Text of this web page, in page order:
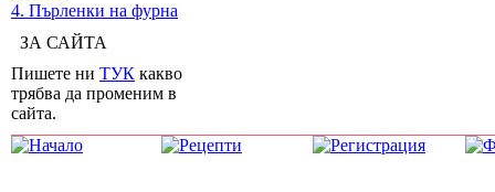
4. Пърленки на фурна
ЗА САЙТА
Пишете ни ТУК какво
трябва да променим в
сайта.